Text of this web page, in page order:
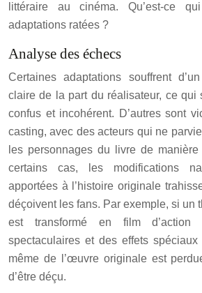
littéraire au cinéma. Qu’est-ce
adaptations ratées ?
Analyse des échecs
Certaines adaptations souffrent
claire de la part du réalisateur, ce qui
confus et incohérent. D’autres sont
casting, avec des acteurs qui ne
les personnages du livre de
certains cas, les modifications
apportées à l’histoire originale
déçoivent les fans. Par exemple, si un
est transformé en film d’action
spectaculaires et des effets spéciaux
même de l’œuvre originale est
d’être déçu.